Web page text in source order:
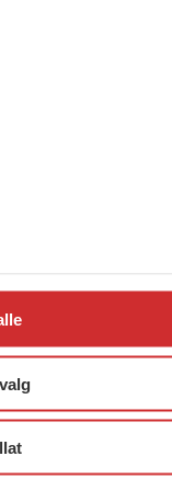
da jeg var
FO
det kan jobbes
å spre
bidra med,